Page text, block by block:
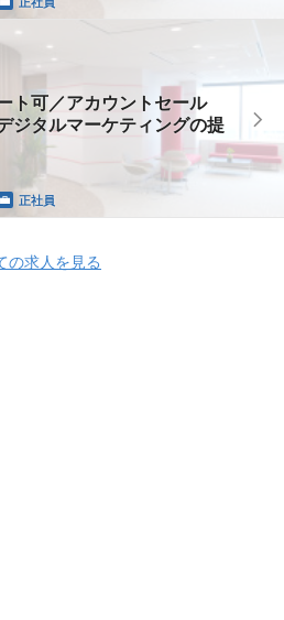
正社員
ト可／アカウントセール
ジタルマーケティングの提
正社員
の求人を見る